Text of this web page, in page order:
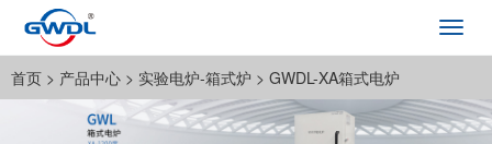
首页 > 产品中心 > 实验电炉-箱式炉 > GWDL-XA箱式电炉